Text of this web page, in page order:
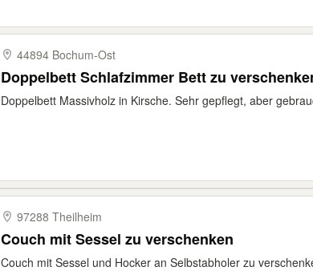
44894 Bochum-​Ost
Doppelbett Schlafzimmer Bett zu
Doppelbett Massivholz in Kirsche. Sehr gepflegt, aber
97288 Theilheim
Couch mit Sessel zu verschenken
Couch mit Sessel und Hocker an Selbstabholer zu